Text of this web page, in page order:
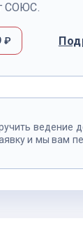
СОЮС.
₽
ведение
и мы вам